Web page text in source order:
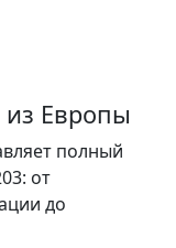
из Европы
полный
от
до